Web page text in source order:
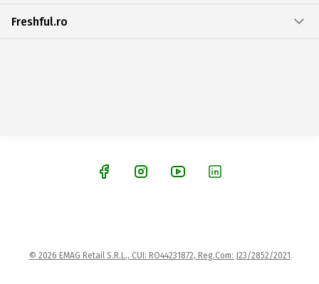
Freshful.ro
© 2026 EMAG Retail S.R.L., CUI: RO44231872, Reg.Com: J23/2852/2021